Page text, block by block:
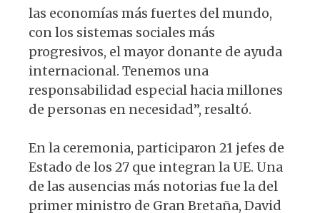
las economías más fuertes del mundo,
con los sistemas sociales más
progresivos, el mayor donante de ayuda
internacional. Tenemos una
responsabilidad especial hacia millones
de personas en necesidad”, resaltó.
En la ceremonia, participaron 21 jefes de
Estado de los 27 que integran la UE. Una
de las ausencias más notorias fue la del
primer ministro de Gran Bretaña, David